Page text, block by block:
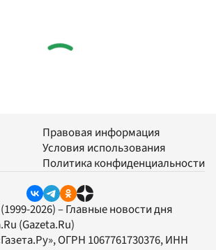
Правовая информация
Условия использования
Политика конфиденциальности
2026) – Главные новости дня
(Gazeta.Ru)
, ОГРН 1067761730376, ИНН